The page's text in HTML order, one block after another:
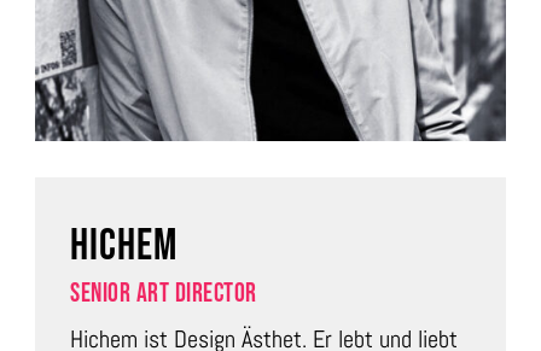
HICHEM
SENIOR ART DIRECTOR
Hichem ist Design Ästhet. Er lebt und liebt